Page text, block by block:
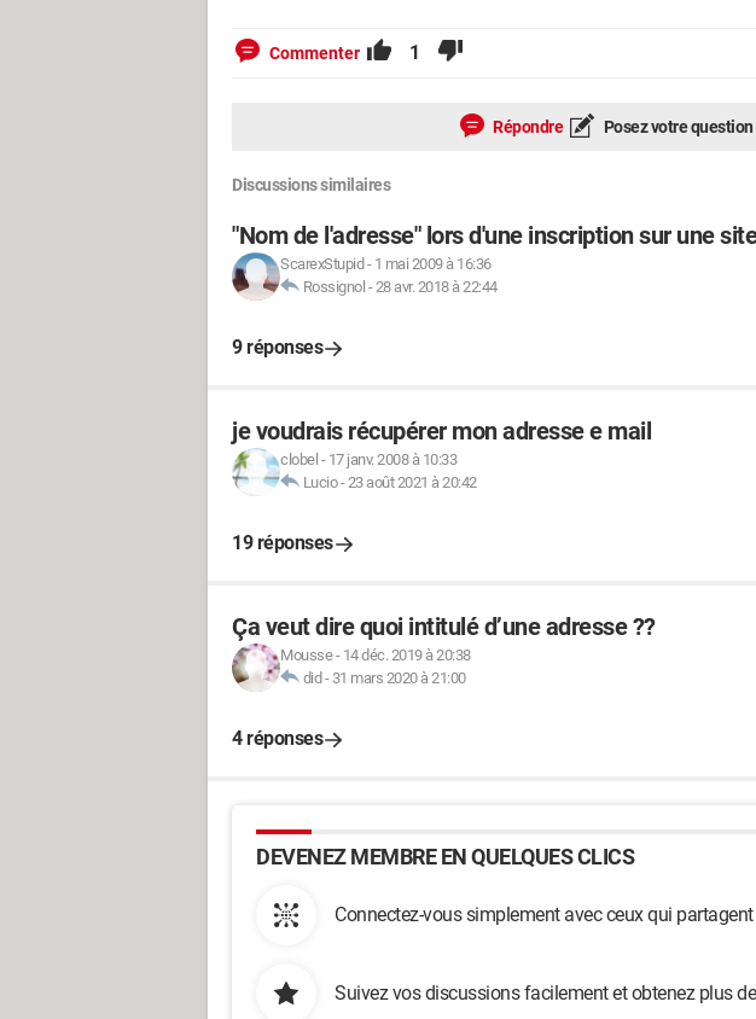
Commenter 1
Répondre Posez votre question
Discussions similaires
"Nom de l'adresse" lors d'une inscription sur une site
ScarexStupid - 1 mai 2009 à 16:36
Rossignol -28 avr. 2018 à 22:44
9 réponses
je voudrais récupérer mon adresse e mail
clobel - 17 janv. 2008 à 10:33
Lucio-23 août 2021 à 20:42
19 réponses
Ça veut dire quoi intitulé d’une adresse ??
Mousse- 14 déc. 2019 à 20:38
did - 31 mars 2020 à 21:00
4 réponses
DEVENEZ MEMBRE EN QUELQUES CLICS
Connectez-vous simplement avec ceux qui
Suivez vos discussions facilement et obtenez plus